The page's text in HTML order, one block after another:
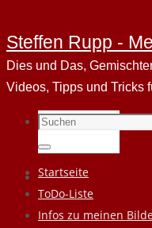
Steffen Rupp -
Dies und Das,
Videos, Tipps und Tricks
Suchen
nach:
Suchen
Zum
Inhalt
springen
Startseite
ToDo-Liste
Infos zu meinen